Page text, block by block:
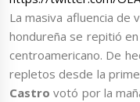
La masiva afluencia de
hondureña se repitió
centroamericano. De
repletos desde la
Castro votó por la